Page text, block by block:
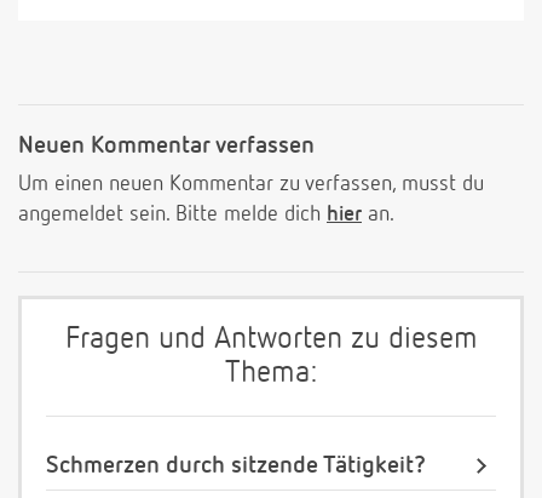
Neuen Kommentar verfassen
Um einen neuen Kommentar zu verfassen, musst du
angemeldet sein. Bitte melde dich hier an.
Fragen und Antworten zu diesem
Thema:
Schmerzen durch sitzende Tätigkeit?